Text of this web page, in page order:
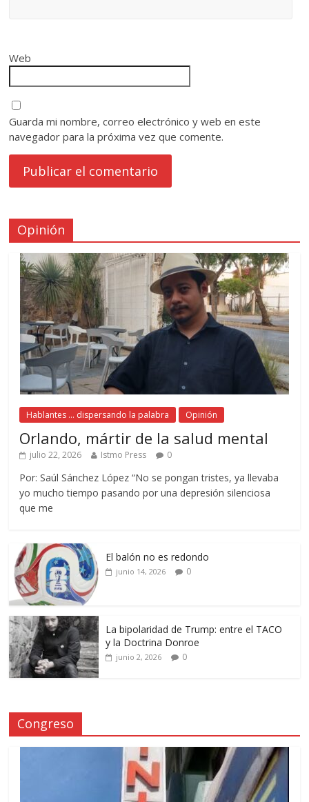
Web
Guarda mi nombre, correo electrónico y web en este
navegador para la próxima vez que comente.
Opinión
Hablantes ... dispersando la palabra Opinión
Orlando, mártir de la salud mental
julio 22, 2026 Istmo Press 0
Por: Saúl Sánchez López “No se pongan tristes, ya llevaba
yo mucho tiempo pasando por una depresión silenciosa
que me
El balón no es redondo
junio 14, 2026 0
La bipolaridad de Trump: entre el TACO
y la Doctrina Donroe
junio 2, 2026 0
Congreso